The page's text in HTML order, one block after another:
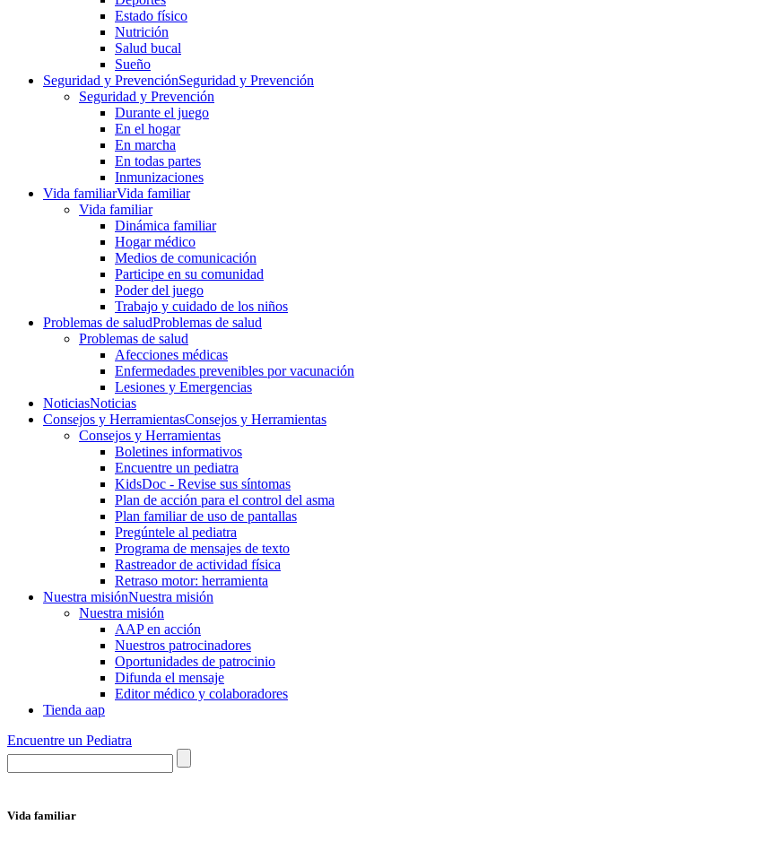
Estado físico
Nutrición
Salud bucal
Sueño
Seguridad y PrevenciónSeguridad y Prevención
Seguridad y Prevención
Durante el juego
En el hogar
En marcha
En todas partes
Inmunizaciones
Vida familiarVida familiar
Vida familiar
Dinámica familiar
Hogar médico
Medios de comunicación
Participe en su comunidad
Poder del juego
Trabajo y cuidado de los niños
Problemas de saludProblemas de salud
Problemas de salud
Afecciones médicas
Enfermedades prevenibles por vacunación
Lesiones y Emergencias
NoticiasNoticias
Consejos y HerramientasConsejos y Herramientas
Consejos y Herramientas
Boletines informativos
Encuentre un pediatra
KidsDoc - Revise sus síntomas
Plan de acción para el control del asma
Plan familiar de uso de pantallas
Pregúntele al pediatra
Programa de mensajes de texto
Rastre​​ador de activida​d física
Retraso motor: herramienta
Nuestra misiónNuestra misión
Nuestra misión
AAP en acción
Nuestros patrocinadores
Oportunidades de patrocinio
Difunda el mensaje
Editor médico y colaboradores
Tienda aap
Encuentre un Pediatra
Vida familiar